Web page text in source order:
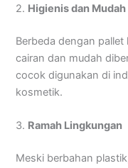
2. Higienis dan
Berbeda dengan
cairan dan mudah
cocok digunakan di
kosmetik.
3. Ramah Lingkungan
Meski berbahan